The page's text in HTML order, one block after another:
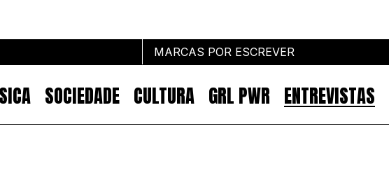
MARCAS POR ESCREVER
SOCIEDADE CULTURA GRL PWR ENTREVISTAS